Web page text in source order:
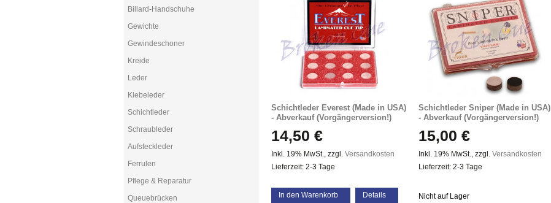
Schichtleder Everest (Made in USA)
- Abverkauf (Vorgängerversion!)
14,50 €
Inkl. 19% MwSt., zzgl. Versandkosten
Lieferzeit: 2-3 Tage
In den Warenkorb Details
Schichtleder Sniper (Made in USA)
- Abverkauf (Vorgängerversion!)
15,00 €
Inkl. 19% MwSt., zzgl. Versandkosten
Lieferzeit: 2-3 Tage
Nicht auf Lager
Billard-Handschuhe
Gewichte
Gewindeschoner
Kreide
Leder
Klebeleder
Schichtleder
Schraubleder
Aufsteckleder
Ferrulen
Pflege & Reparatur
Queuebrücken